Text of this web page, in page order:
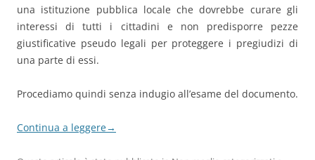
una istituzione pubblica locale che dovrebbe curare gli
interessi di tutti i cittadini e non predisporre pezze
giustificative pseudo legali per proteggere i pregiudizi di
una parte di essi.
Procediamo quindi senza indugio all’esame del documento.
Continua a leggere→